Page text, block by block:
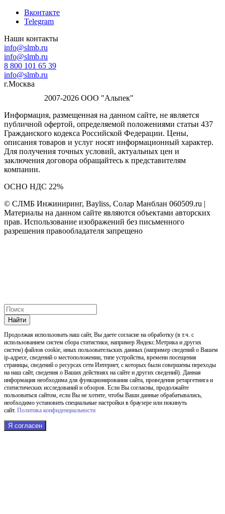
Вконтакте
Telegram
Наши контакты
info@slmb.ru
info@slmb.ru
8 800 101 65 39
info@slmb.ru
г.Москва
2007-2026 ООО "Альпек"
Информация, размещенная на данном сайте, не является
публичной офертой, определяемой положениями статьи 437
Гражданского кодекса Российской Федерации. Цены,
описания товаров и услуг носят информационный характер.
Для получения точных условий, актуальных цен и
заключения договора обращайтесь к представителям
компании.
ОСНО НДС 22%
© СЛМБ Инжиниринг, Bayliss, Солар Манблан 060509.ru |
Материалы на данном сайте являются объектами авторских
прав. Использование изображений без письменного
разрешения правообладателя запрещено
Найти
Продолжая использовать наш cайт, Вы даете согласие на обработку (в т.ч. с
использованием систем сбора статистики, например Яндекс.Метрика и других
систем) файлов cookie, иных пользовательских данных (например сведений о Вашем
ip-адресе, сведений о местоположении, типе устройства, времени посещения
страницы, сведений о ресурсах сети Интернет, с которых были совершены переходы
на наш сайт, сведения о Ваших действиях на сайте и других сведений). Данная
информация необходима для функционирования сайта, проведения ретаргетинга и
статистических исследований и обзоров. Если Вы согласны, продолжайте
пользоваться сайтом, если Вы не хотите, чтобы Ваши данные обрабатывались,
необходимо установить специальные настройки в браузере или покинуть
сайт. Политика конфиденциальности
Я согласен